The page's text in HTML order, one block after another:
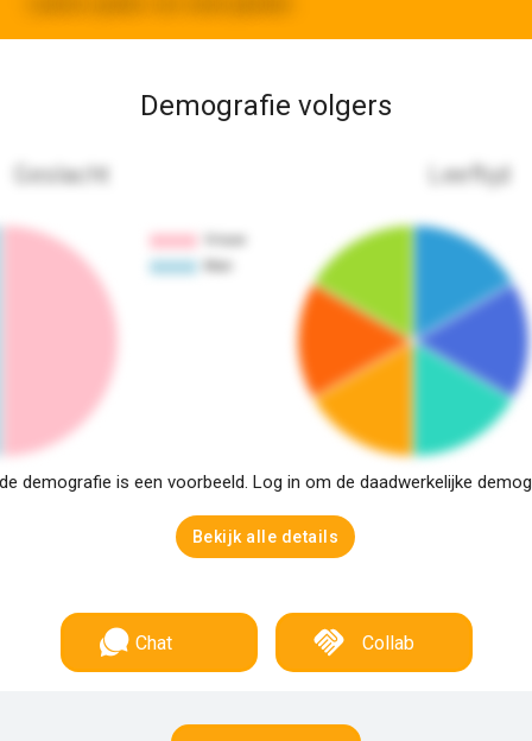
Demografie volgers
Geslacht Leeftijd
demografie is een voorbeeld. Log in om de daadwerkelijke
Bekijk alle details
Chat Collab